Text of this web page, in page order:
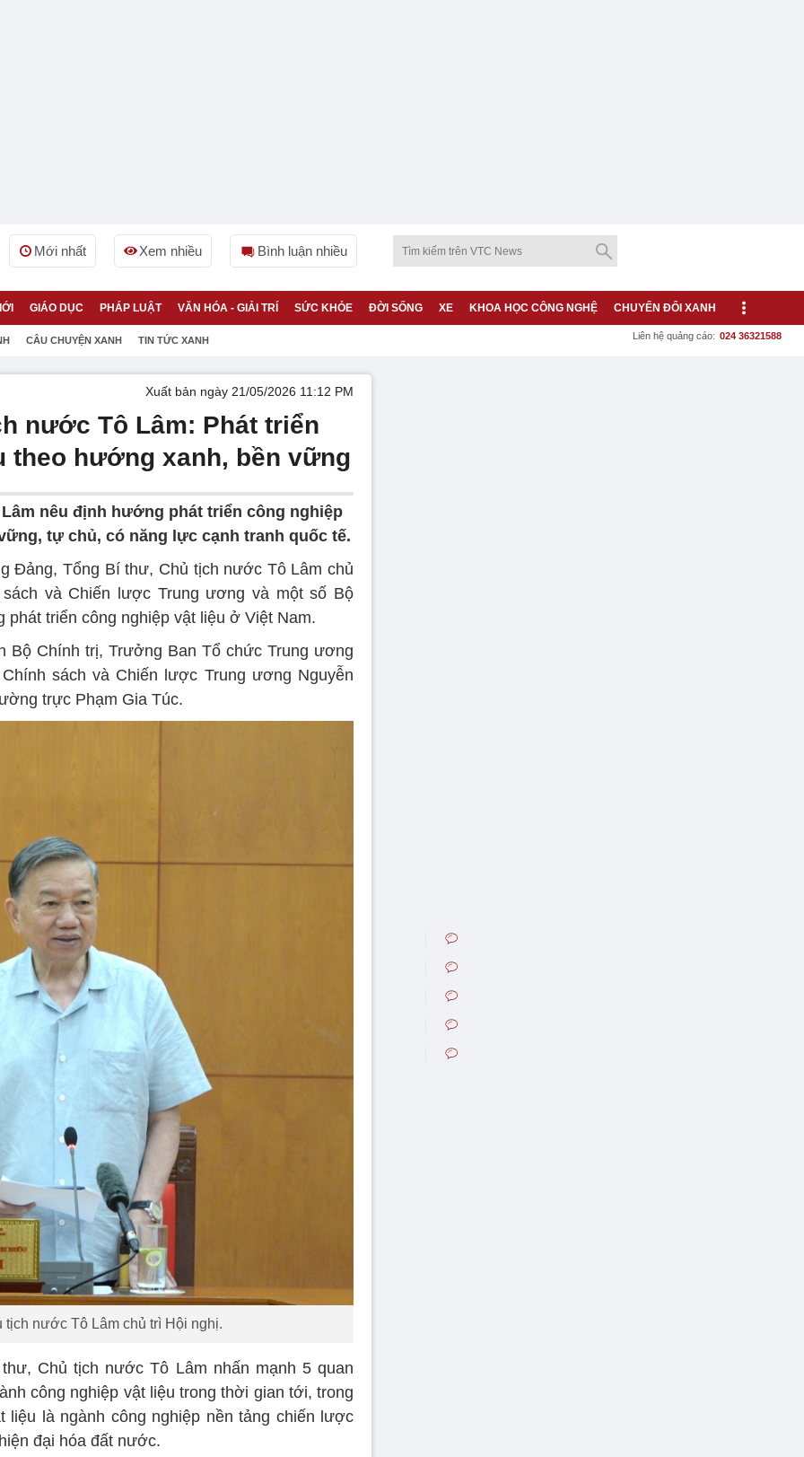
Mới nhất Xem nhiều Bình luận nhiều
GIÁO DỤC PHÁP LUẬT VĂN HÓA - GIẢI TRÍ SỨC KHỎE ĐỜI SỐNG XE KHOA HỌC CÔNG NGHỆ CHUYỂN ĐỔI XANH
CÂU CHUYỆN XANH TIN TỨC XANH Liên hệ quảng cáo: 024 36321588
Xuất bản ngày 21/05/2026 11:12 PM
nước Tô Lâm: Phát triển
theo hướng xanh, bền vững
nêu định hướng phát triển công nghiệp
tự chủ, có năng lực cạnh tranh quốc tế.
Đảng, Tổng Bí thư, Chủ tịch nước Tô Lâm chủ
và Chiến lược Trung ương và một số Bộ
triển công nghiệp vật liệu ở Việt Nam.
Bộ Chính trị, Trưởng Ban Tổ chức Trung ương
sách và Chiến lược Trung ương Nguyễn
trực Phạm Gia Túc.
tịch nước Tô Lâm chủ trì Hội nghị.
Chủ tịch nước Tô Lâm nhấn mạnh 5 quan
công nghiệp vật liệu trong thời gian tới, trong
liệu là ngành công nghiệp nền tảng chiến lược
đại hóa đất nước.